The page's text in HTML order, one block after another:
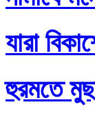
যারা
হুরমতে